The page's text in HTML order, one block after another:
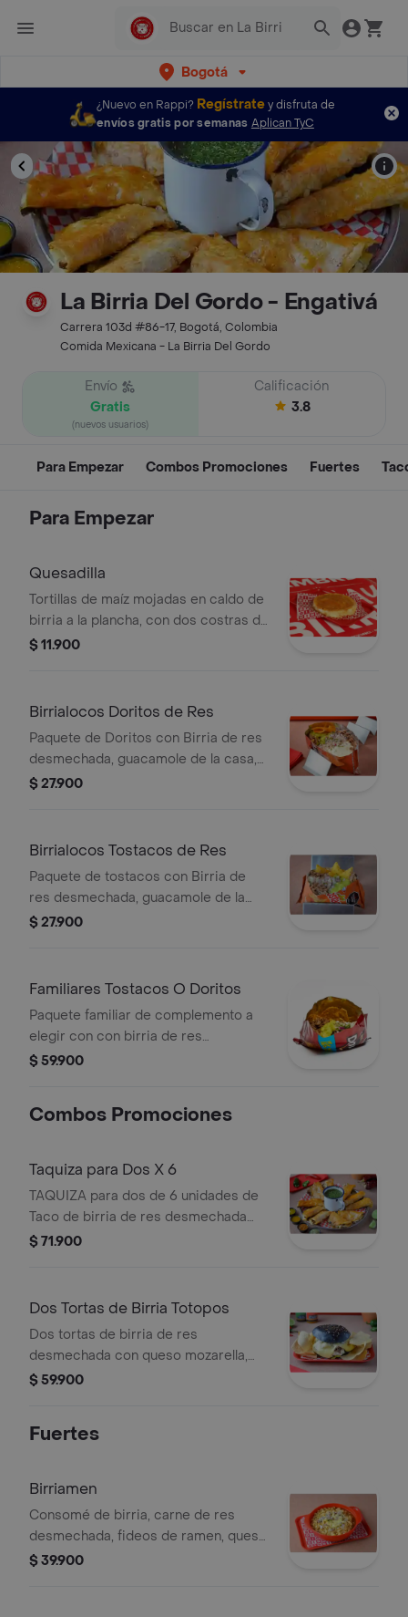
Bogotá
¿Nuevo en Rappi? Regístratey disfruta de
envíos gratis por semanas Aplican TyC
La Birria Del Gordo - Engativá
Carrera 103d #86-17, Bogotá, Colombia
Comida Mexicana - La Birria Del Gordo
Envío
Gratis
(nuevos usuarios)
Calificación
3.8
Para Empezar Combos Promociones Fuertes
Para Empezar
Quesadilla
Tortillas de maíz mojadas en caldo de
birria a la plancha, con dos costras de
queso mozarella
$ 11.900
Birrialocos Doritos de Res
Paquete de Doritos con Birria de res
desmechada, guacamole de la casa,
sour cream, pico de gallo y consomé
$ 27.900
Birrialocos Tostacos de Res
Paquete de tostacos con Birria de
res desmechada, guacamole de la
casa, sour cream, pico de gallo y
$ 27.900
Familiares Tostacos O Doritos
Paquete familiar de complemento a
elegir con con birria de res
desmechada, guacamole de la casa,
$ 59.900
Combos Promociones
Taquiza para Dos X 6
TAQUIZA para dos de 6 unidades de
Taco de birria de res desmechada
con queso mozzarella y pico de gallo.
$ 71.900
Dos Tortas de Birria Totopos
Dos tortas de birria de res
desmechada con queso mozarella,
pan brioche a la plancha, guacamole
$ 59.900
Fuertes
Birriamen
Consomé de birria, carne de res
desmechada, fideos de ramen, queso
mozzarella, y pico de gallo.
$ 39.900